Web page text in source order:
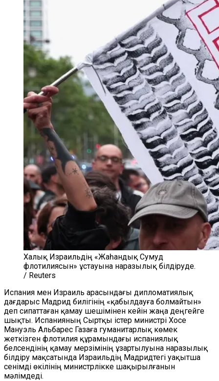
Халық Израильдің «Жаһандық Сумуд
флотилиясын» ұстауына наразылық білдіруде.
/ Reuters
Испания мен Израиль арасындағы дипломатиялық
дағдарыс Мадрид билігінің «қабылдауға болмайтын»
деп сипаттаған қамау шешімінен кейін жаңа деңгейге
шықты. Испанияның Сыртқы істер министрі Хосе
Мануэль Альбарес Газаға гуманитарлық көмек
жеткізген флотилия құрамындағы испаниялық
белсендінің қамау мерзімінің ұзартылуына наразылық
білдіру мақсатында Израильдің Мадридтегі уақытша
сенімді өкілінің министрлікке шақырылғанын
мәлімдеді.